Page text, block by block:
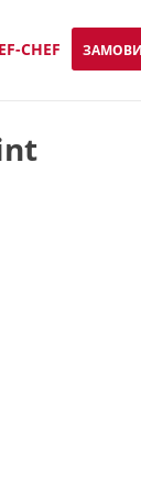
CHEF